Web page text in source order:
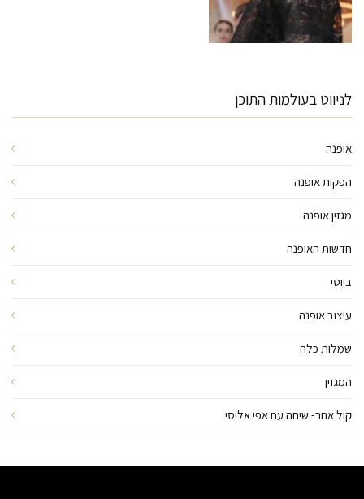
לניווט בעולמות התוכן
אופנה
הפקות אופנה
מגזין אופנה
חדשות האופנה
ביוטי
עיצוב אופנה
שמלות כלה
המגזין
קול אחר- שיחה עם אפי אליסי